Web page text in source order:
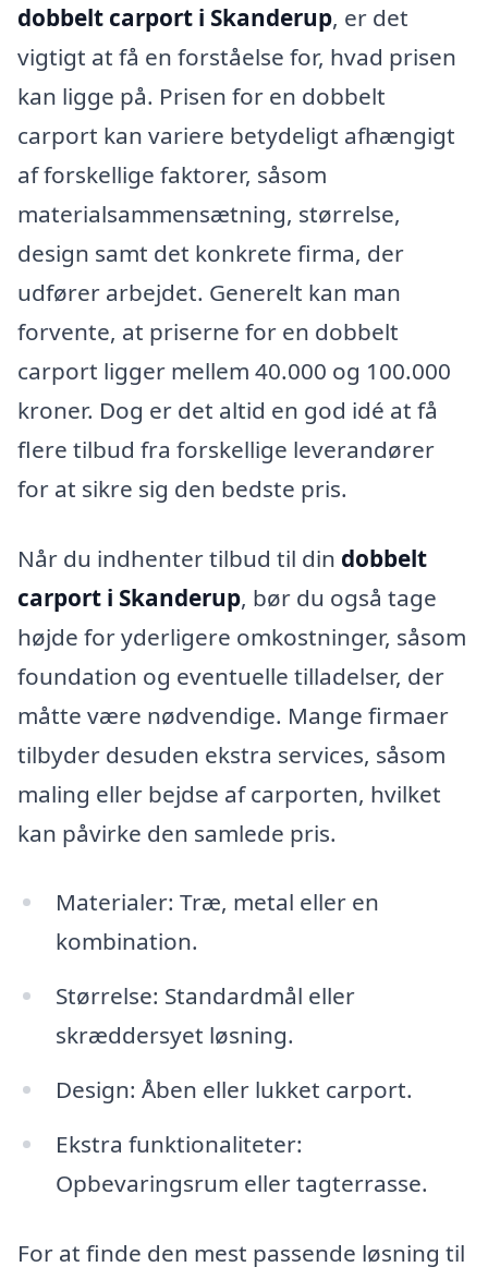
dobbelt carport i Skanderup, er det
vigtigt at få en forståelse for, hvad prisen
kan ligge på. Prisen for en dobbelt
carport kan variere betydeligt afhængigt
af forskellige faktorer, såsom
materialsammensætning, størrelse,
design samt det konkrete firma, der
udfører arbejdet. Generelt kan man
forvente, at priserne for en dobbelt
carport ligger mellem 40.000 og 100.000
kroner. Dog er det altid en god idé at få
flere tilbud fra forskellige leverandører
for at sikre sig den bedste pris.
Når du indhenter tilbud til din dobbelt
carport i Skanderup, bør du også tage
højde for yderligere omkostninger, såsom
foundation og eventuelle tilladelser, der
måtte være nødvendige. Mange firmaer
tilbyder desuden ekstra services, såsom
maling eller bejdse af carporten, hvilket
kan påvirke den samlede pris.
Materialer: Træ, metal eller en
kombination.
Størrelse: Standardmål eller
skræddersyet løsning.
Design: Åben eller lukket carport.
Ekstra funktionaliteter:
Opbevaringsrum eller tagterrasse.
For at finde den mest passende løsning til